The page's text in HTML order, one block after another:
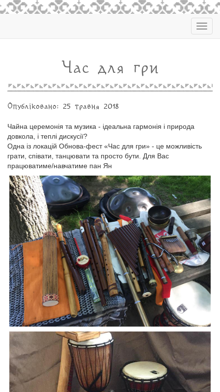
Час для гри
Опубліковано: 25 травня 2018
Чайна церемонія та музика - ідеальна гармонія і природа
довкола, і теплі дискусії?
Одна із локацій Обнова-фест «Час для гри» - це можливість
грати, співати, танцювати та просто бути. Для Вас
працюватиме/навчатиме пан Ян